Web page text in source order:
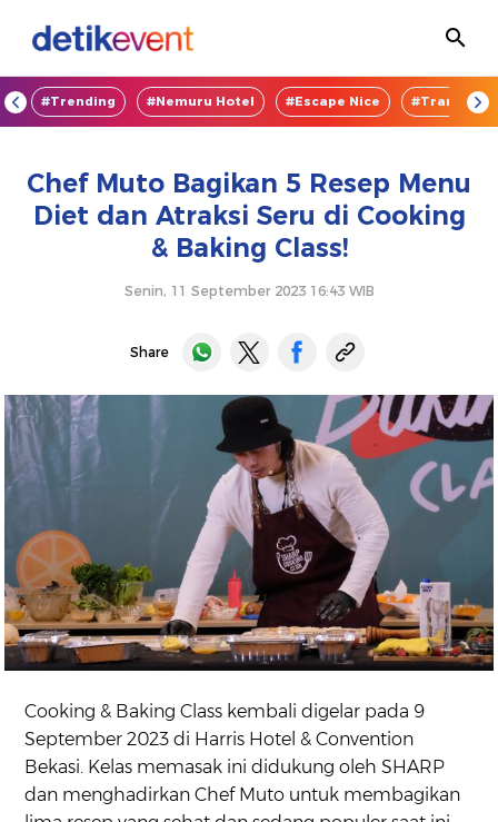
#Trending #Nemuru Hotel #Escape Nice
Chef Muto Bagikan 5 Resep Menu
Diet dan Atraksi Seru di Cooking
& Baking Class!
Senin, 11 September 2023 16:43 WIB
Share
Cooking & Baking Class kembali digelar pada 9
September 2023 di Harris Hotel & Convention
Bekasi. Kelas memasak ini didukung oleh SHARP
dan menghadirkan Chef Muto untuk membagikan